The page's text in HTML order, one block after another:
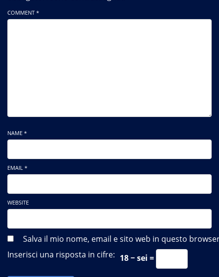
COMMENT *
NAME *
EMAIL *
WEBSITE
Salva il mio nome, email e sito web in questo
Inserisci una risposta in cifre: 18 − sei =